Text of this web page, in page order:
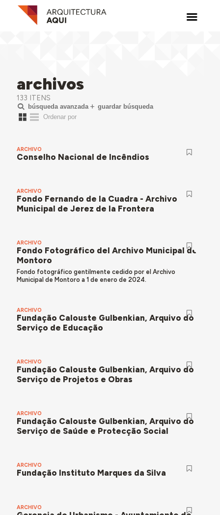
archivos
133 ITENS
búsqueda avanzada guardar búsqueda
ARCHIVO
Conselho Nacional de Incêndios
ARCHIVO
Fondo Fernando de la Cuadra - Archivo
Municipal de Jerez de la Frontera
ARCHIVO
Fondo Fotográfico del Archivo Municipal de
Montoro
Fondo fotográfico gentilmente cedido por el Archivo
Municipal de Montoro a 1 de enero de 2024.
ARCHIVO
Fundação Calouste Gulbenkian, Arquivo do
Serviço de Educação
ARCHIVO
Fundação Calouste Gulbenkian, Arquivo do
Serviço de Projetos e Obras
ARCHIVO
Fundação Calouste Gulbenkian, Arquivo do
Serviço de Saúde e Protecção Social
ARCHIVO
Fundação Instituto Marques da Silva
ARCHIVO